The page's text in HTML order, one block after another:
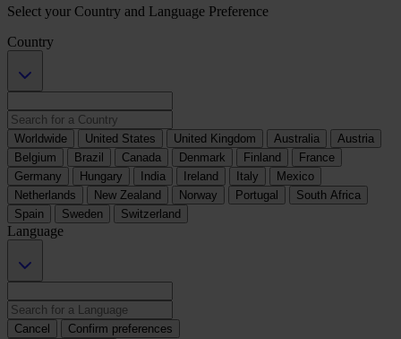
Select your Country and Language Preference
Country
Worldwide United States United Kingdom Australia
Austria
Belgium
Brazil Canada Denmark Finland
France
Germany
Hungary India Ireland Italy
Mexico
Netherlands
New Zealand Norway Portugal
South Africa
Spain
Sweden Switzerland
Language
Cancel
Confirm preferences